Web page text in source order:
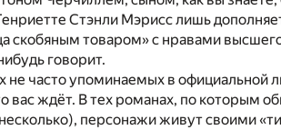
Стэнли Мэрисс лишь
скобяным товаром» с нравами
говорит.
не часто упоминаемых в официальной
вас ждёт. В тех романах, по
персонажи живут своими